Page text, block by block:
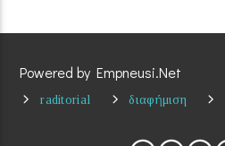
Powered by Empneusi.Net
raditorial διαφήμιση